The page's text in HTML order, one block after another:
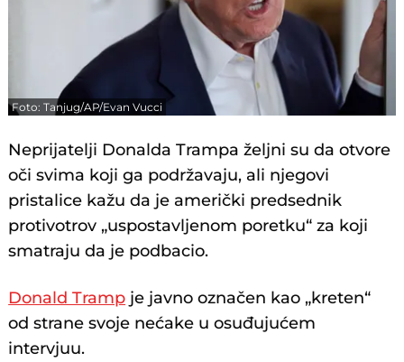
Foto: Tanjug/AP/Evan Vucci
Neprijatelji Donalda Trampa željni su da otvore
oči svima koji ga podržavaju, ali njegovi
pristalice kažu da je američki predsednik
protivotrov „uspostavljenom poretku“ za koji
smatraju da je podbacio.
Donald Tramp je javno označen kao „kreten“
od strane svoje nećake u osuđujućem
intervjuu.